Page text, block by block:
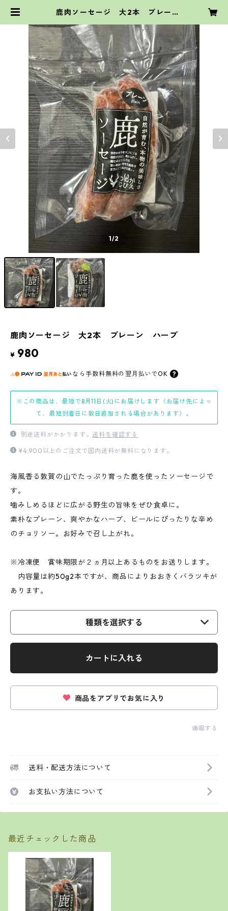
鹿肉ソーセージ 大2本 プレー
1/2
鹿肉ソーセージ 大2本 プレーン ハーブ
¥ 980
なら 手数料無料の 翌月払いでOK
※この商品は、最短で8月11日(火)にお届けします（お届け先によっ
て、最短到着日に数日追加される場合があります）。
別途送料がかかります。送料を確認する
¥4,900以上のご注文で国内送料が無料になります。
海風香る敦賀の山でたっぷり育った鹿を使ったソーセージで
す。
噛みしめるほどに広がる野生の旨味をぜひ食卓に。
素朴なプレーン、爽やかなハーブ、ビールにぴったりな辛め
のチョリソー。お好みで召し上がれ。
※冷凍便 賞味期限が２ヵ月以上あるものをお送りします。
内容量は約50g2本ですが、商品によりおおきくバラツキが
あります。
種類を選択する
カートに入れる
商品をアプリでお気に入り
通報する
送料・配送方法について
お支払い方法について
最近チェックした商品